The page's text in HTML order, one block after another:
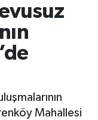
Mahallesi